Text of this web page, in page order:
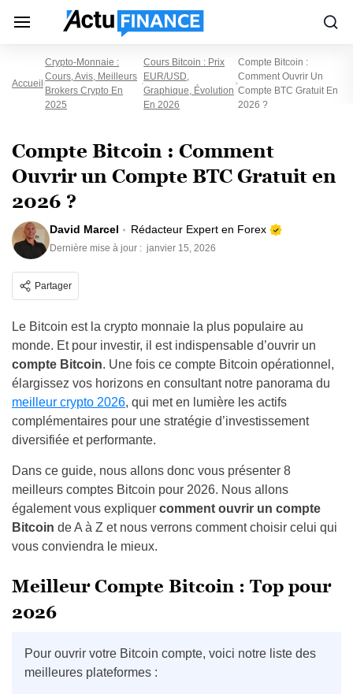
Accueil
Crypto-Monnaie :
Cours, Avis, Meilleurs
Brokers Crypto En
2025
Cours Bitcoin : Prix
EUR/USD,
Graphique, Évolution
En 2026
Compte Bitcoin :
Comment Ouvrir Un
Compte BTC Gratuit En
2026 ?
Compte Bitcoin : Comment
Ouvrir un Compte BTC Gratuit en
2026 ?
David Marcel Rédacteur Expert en Forex
Dernière mise à jour : janvier 15, 2026
Partager
Le Bitcoin est la crypto monnaie la plus populaire au
monde. Et pour investir, il est indispensable d’ouvrir un
compte Bitcoin. Une fois ce compte Bitcoin opérationnel,
élargissez vos horizons en consultant notre panorama du
meilleur crypto 2026, qui met en lumière les actifs
complémentaires pour une stratégie d’investissement
diversifiée et performante.
Dans ce guide, nous allons donc vous présenter 8
meilleurs comptes Bitcoin pour 2026. Nous allons
également vous expliquer comment ouvrir un compte
Bitcoin de A à Z et nous verrons comment choisir celui qui
vous conviendra le mieux.
Meilleur Compte Bitcoin : Top pour
2026
Pour ouvrir votre Bitcoin compte, voici notre liste des
meilleures plateformes :